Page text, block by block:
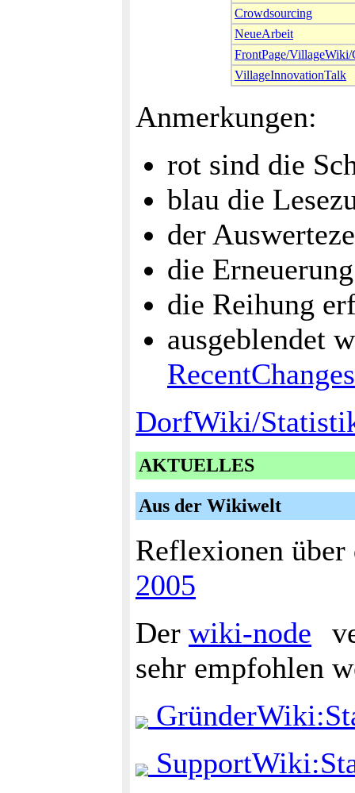
Crowdsourcing
NeueArbeit
FrontPage/
VillageInnovationTalk
Anmerkungen:
rot sind die
blau die
der
die
die Reihung
ausgeblendet
RecentChanges
DorfWiki/
AKTUELLES
Aus der Wikiwelt
Reflexionen
2005
Der wiki-node
sehr empfohlen